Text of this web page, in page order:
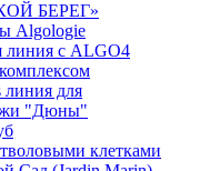
БЕРЕГ»
Algologie
линия с ALGO4
линия для
"Дюны"
клетками